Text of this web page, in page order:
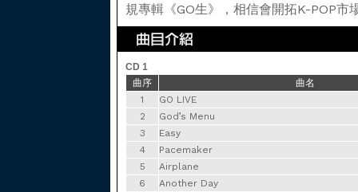
規專輯《GO生》，相信會開拓K-POP市
CD 1
曲序
曲名
1
GO LIVE
2
God’s Menu
3
Easy
4
Pacemaker
5
Airplane
6
Another Day